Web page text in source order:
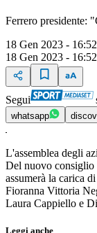
Ferrero presidente:
18 Gen 2023 - 16:52
18 Gen 2023 - 16:52
Segui
whatsapp
L'assemblea degli
Del nuovo consiglio
assumerà la carica
Fioranna Vittoria
Laura Cappiello e
Leggi anche